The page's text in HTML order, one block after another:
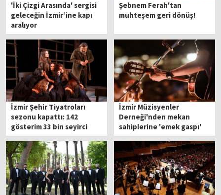
'İki Çizgi Arasında' sergisi
geleceğin İzmir’ine kapı
aralıyor
Şebnem Ferah'tan
muhteşem geri dönüş!
İzmir Şehir Tiyatroları
sezonu kapattı: 142
gösterim 33 bin seyirci
İzmir Müzisyenler
Derneği'nden mekan
sahiplerine 'emek gaspı'
çıkışı!